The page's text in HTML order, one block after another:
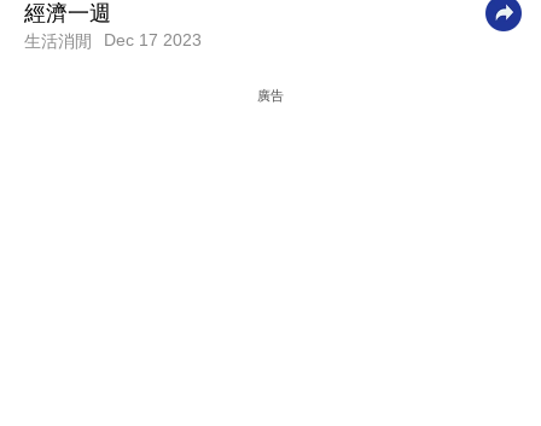
技
經濟一週
生活消閒 Dec 17 2023
廣告